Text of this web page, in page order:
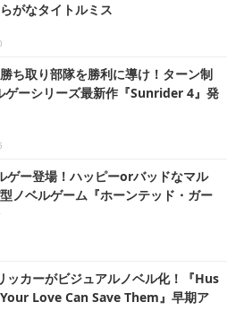
がなタイトルミス
ち取り部隊を勝利に導け！ターン制
ゲーシリーズ最新作『Sunrider 4』発
ゲー登場！ハッピーorバッドなマル
ノベルゲーム『ホーンテッド・ガー
ッカーがビジュアルノベル化！『Hus
Love Can Save Them』早期ア